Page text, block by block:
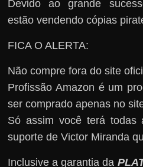
Devido ao grande
estão vendendo cópias
FICA O ALERTA:
Não compre fora do site
Profissão Amazon é um
ser comprado apenas no
Só assim você terá todas
suporte de Victor Miranda
Inclusive a garantia da